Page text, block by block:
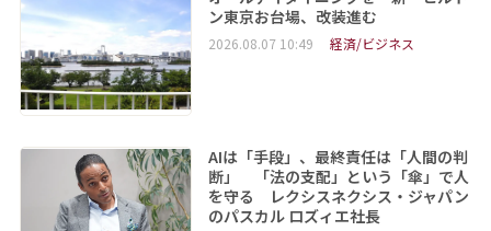
ン東京お台場、改装進む
2026.08.07 10:49 経済/ビジネス
AIは「手段」、最終責任は「人間の判
断」 「法の支配」という「傘」で人
を守る レクシスネクシス・ジャパン
のパスカル ロズィエ社長